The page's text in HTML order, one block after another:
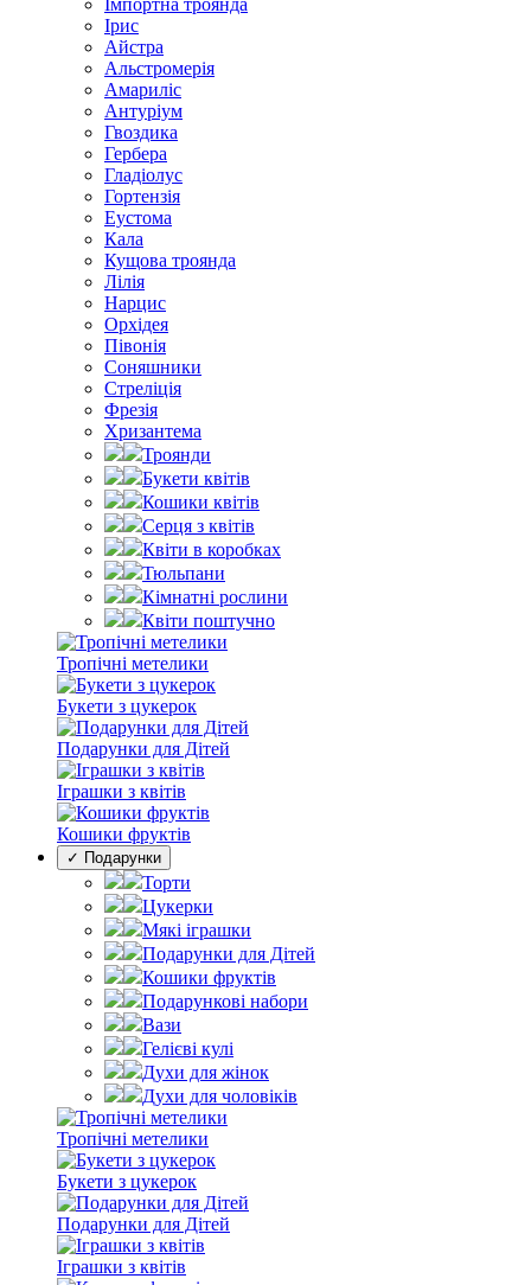
Імпортна троянда
Ірис
Айстра
Альстромерія
Амариліс
Антуріум
Гвоздика
Гербера
Гладіолус
Гортензія
Еустома
Кала
Кущова троянда
Лілія
Нарцис
Орхідея
Півонія
Соняшники
Стреліція
Фрезія
Хризантема
Троянди
Букети квітів
Кошики квітів
Серця з квітів
Квіти в коробках
Тюльпани
Кімнатні рослини
Квіти поштучно
Тропічні метелики
Букети з цукерок
Подарунки для Дітей
Іграшки з квітів
Кошики фруктів
✓ Подарунки
Торти
Цукерки
Мякі іграшки
Подарунки для Дітей
Кошики фруктів
Подарункові набори
Вази
Гелієві кулі
Духи для жінок
Духи для чоловіків
Тропічні метелики
Букети з цукерок
Подарунки для Дітей
Іграшки з квітів